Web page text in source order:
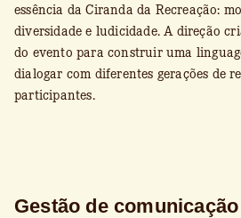
Gestão de
essência da Ciranda da Recreação:
diversidade e ludicidade. A direção
do evento para construir uma
dialogar com diferentes gerações de
participantes.